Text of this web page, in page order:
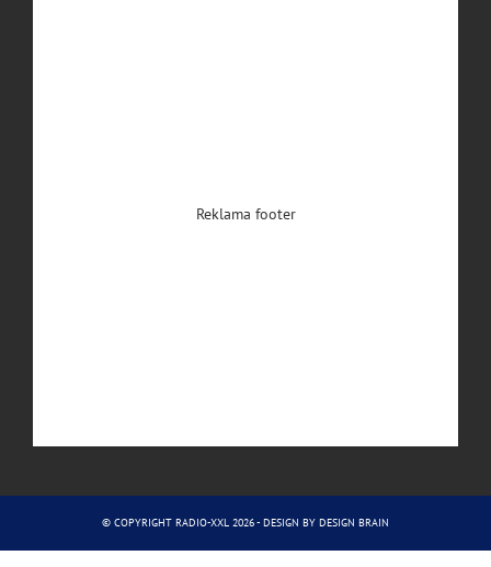
Reklama footer
© COPYRIGHT RADIO-XXL 2026 - DESIGN BY DESIGN BRAIN